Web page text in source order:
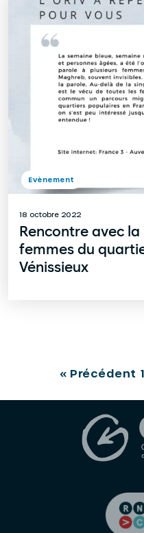
18 octobre 2022
Rencontre avec
femmes du
Vénissieux
Evènement
« Précédent 1